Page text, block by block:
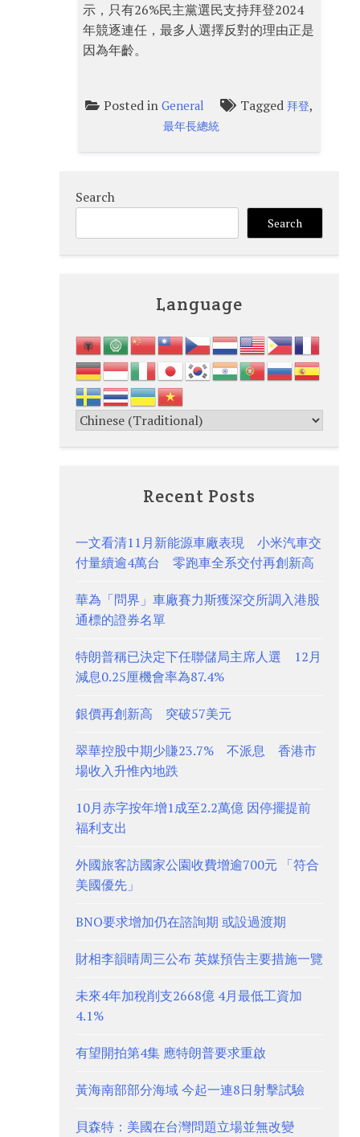
示，只有26%民主黨選民支持拜登2024
年競逐連任，最多人選擇反對的理由正是
因為年齡。
Posted inGeneral Tagged 拜登,
最年長總統
Search
Search
Language
Recent Posts
一文看清11月新能源車廠表現 小米汽車交
付量續逾4萬台 零跑車全系交付再創新高
華為「問界」車廠賽力斯獲深交所調入港股
通標的證券名單
特朗普稱已決定下任聯儲局主席人選 12月
減息0.25厘機會率為87.4%
銀價再創新高 突破57美元
翠華控股中期少賺23.7% 不派息 香港市
場收入升惟內地跌
10月赤字按年增1成至2.2萬億 因停擺提前
福利支出
外國旅客訪國家公園收費增逾700元 「符合
美國優先」
BNO要求增加仍在諮詢期 或設過渡期
財相李韻晴周三公布 英媒預告主要措施一覽
未來4年加稅削支2668億 4月最低工資加
4.1%
有望開拍第4集 應特朗普要求重啟
黃海南部部分海域 今起一連8日射擊試驗
貝森特：美國在台灣問題立場並無改變